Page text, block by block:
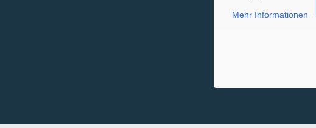
Mehr Informationen